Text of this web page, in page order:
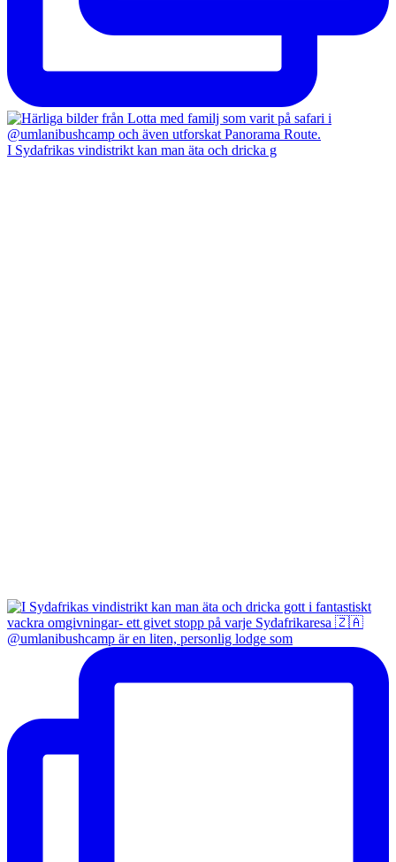
I Sydafrikas vindistrikt kan man äta och dricka g
@umlanibushcamp är en liten, personlig lodge som